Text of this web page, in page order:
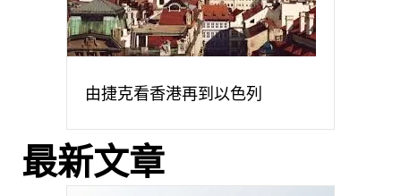
由捷克看香港再到以色列
最新文章